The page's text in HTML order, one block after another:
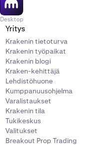
Desktop
Yritys
Krakenin tietoturva
Krakenin työpaikat
Krakenin blogi
Kraken-kehittäjä
Lehdistöhuone
Kumppanuusohjelma
Varalistaukset
Krakenin tila
Tukikeskus
Valitukset
Breakout Prop Trading